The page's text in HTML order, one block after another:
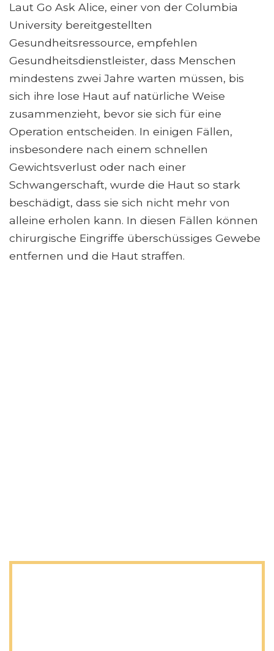
Laut Go Ask Alice, einer von der Columbia
University bereitgestellten
Gesundheitsressource, empfehlen
Gesundheitsdienstleister, dass Menschen
mindestens zwei Jahre warten müssen, bis
sich ihre lose Haut auf natürliche Weise
zusammenzieht, bevor sie sich für eine
Operation entscheiden. In einigen Fällen,
insbesondere nach einem schnellen
Gewichtsverlust oder nach einer
Schwangerschaft, wurde die Haut so stark
beschädigt, dass sie sich nicht mehr von
alleine erholen kann. In diesen Fällen können
chirurgische Eingriffe überschüssiges Gewebe
entfernen und die Haut straffen.